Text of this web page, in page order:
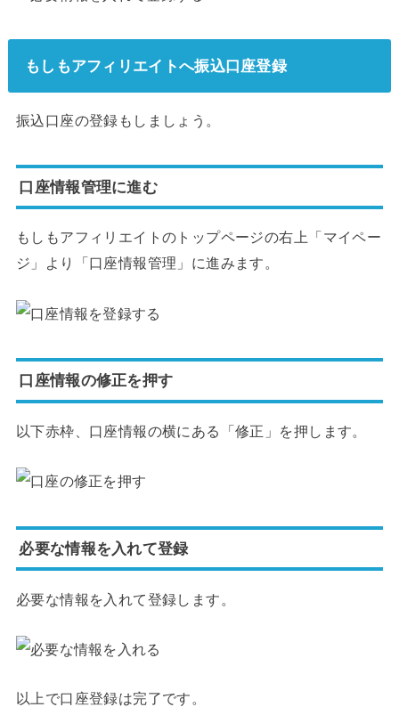
もしもアフィリエイトへ振込口座登録
振込口座の登録もしましょう。
口座情報管理に進む
もしもアフィリエイトのトップページの右上「マイペー
ジ」より「口座情報管理」に進みます。
口座情報の修正を押す
以下赤枠、口座情報の横にある「修正」を押します。
必要な情報を入れて登録
必要な情報を入れて登録します。
以上で口座登録は完了です。